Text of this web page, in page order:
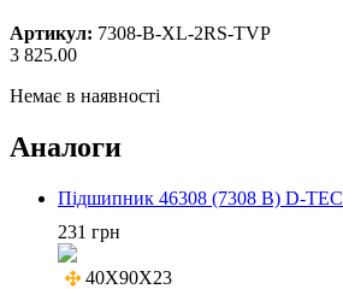
Артикул: 7308-B-XL-2RS-TVP
3 825.00
Немає в наявності
Аналоги
Підшипник 46308 (7308 B) D-TEC
231 грн
40X90X23